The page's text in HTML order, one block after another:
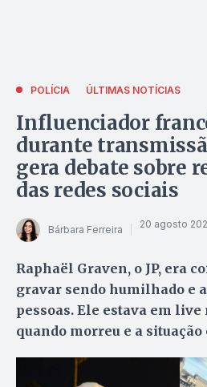
POLÍCIA ÚLTIMAS NOTÍCIAS
Influenciador
durante
gera debate sobre
das redes sociais
Bárbara Ferreira 20 agosto
Raphaël Graven, o JP, era
gravar sendo humilhado e
pessoas. Ele estava em
quando morreu e a